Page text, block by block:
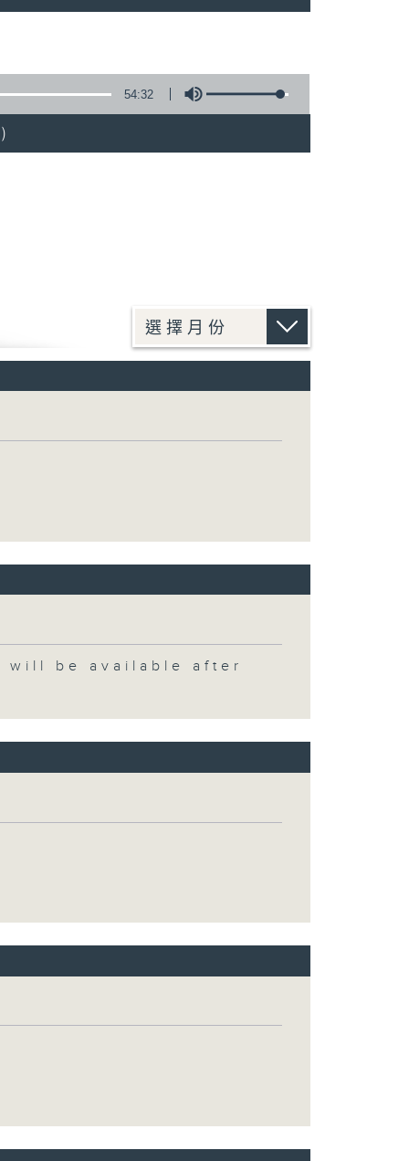
54:32
will be available after